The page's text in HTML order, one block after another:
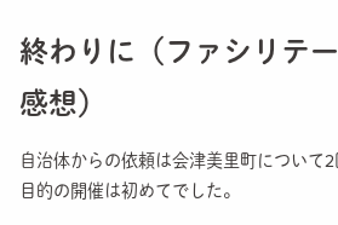
終わりに（ファシリテ
感想）
自治体からの依頼は会津美里町について
目的の開催は初めてでした。